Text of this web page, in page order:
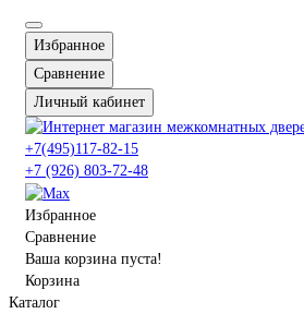
Избранное
Сравнение
Личный кабинет
+7(495)117-82-15
+7 (926) 803-72-48
Избранное
Сравнение
Ваша корзина пуста!
Корзина
Каталог